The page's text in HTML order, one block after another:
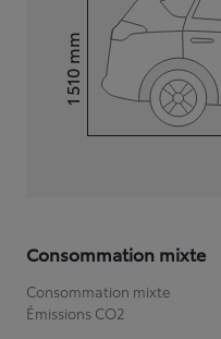
Hauteur1 510
mm
Consommation mixte
Consommation mixte
Émissions CO2